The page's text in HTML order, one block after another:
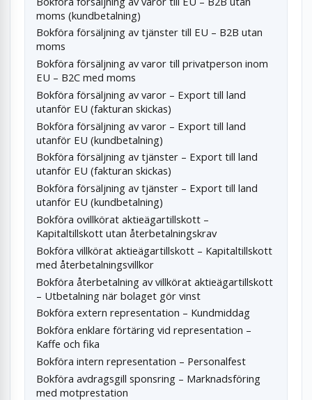
moms (kundbetalning)
Bokföra försäljning av tjänster till EU – B2B utan
moms
Bokföra försäljning av varor till privatperson inom
EU – B2C med moms
Bokföra försäljning av varor – Export till land
utanför EU (fakturan skickas)
Bokföra försäljning av varor – Export till land
utanför EU (kundbetalning)
Bokföra försäljning av tjänster – Export till land
utanför EU (fakturan skickas)
Bokföra försäljning av tjänster – Export till land
utanför EU (kundbetalning)
Bokföra ovillkörat aktieägartillskott –
Kapitaltillskott utan återbetalningskrav
Bokföra villkörat aktieägartillskott – Kapitaltillskott
med återbetalningsvillkor
Bokföra återbetalning av villkörat aktieägartillskott
– Utbetalning när bolaget gör vinst
Bokföra extern representation – Kundmiddag
Bokföra enklare förtäring vid representation –
Kaffe och fika
Bokföra intern representation – Personalfest
Bokföra avdragsgill sponsring – Marknadsföring
med motprestation